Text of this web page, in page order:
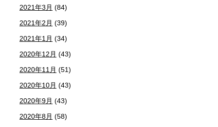
2021年3月 (84)
2021年2月 (39)
2021年1月 (34)
2020年12月 (43)
2020年11月 (51)
2020年10月 (43)
2020年9月 (43)
2020年8月 (58)